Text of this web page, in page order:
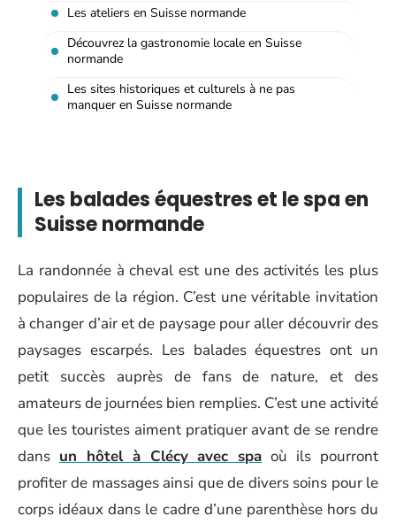
Les ateliers en Suisse normande
Découvrez la gastronomie locale en Suisse
normande
Les sites historiques et culturels à ne pas
manquer en Suisse normande
Les balades équestres et le spa en
Suisse normande
La randonnée à cheval est une des activités les plus
populaires de la région. C’est une véritable invitation
à changer d’air et de paysage pour aller découvrir des
paysages escarpés. Les balades équestres ont un
petit succès auprès de fans de nature, et des
amateurs de journées bien remplies. C’est une activité
que les touristes aiment pratiquer avant de se rendre
dans un hôtel à Clécy avec spa où ils pourront
profiter de massages ainsi que de divers soins pour le
corps idéaux dans le cadre d’une parenthèse hors du